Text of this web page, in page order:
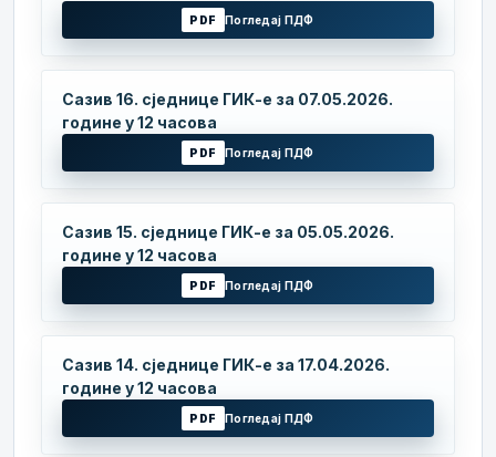
PDF Погледај ПДФ
Сазив 16. сједнице ГИК-е за 07.05.2026.
године у 12 часова
PDF Погледај ПДФ
Сазив 15. сједнице ГИК-е за 05.05.2026.
године у 12 часова
PDF Погледај ПДФ
Сазив 14. сједнице ГИК-е за 17.04.2026.
године у 12 часова
PDF Погледај ПДФ